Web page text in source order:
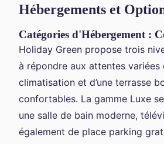
Hébergements et
Catégories d'Hébergement :
Holiday Green propose trois
à répondre aux attentes variées
climatisation et d’une terrasse
confortables. La gamme Luxe
une salle de bain moderne,
également de place parking